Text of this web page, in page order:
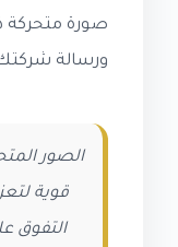
صورة متحركة
ورسالة
الصور
قوية
التفوق